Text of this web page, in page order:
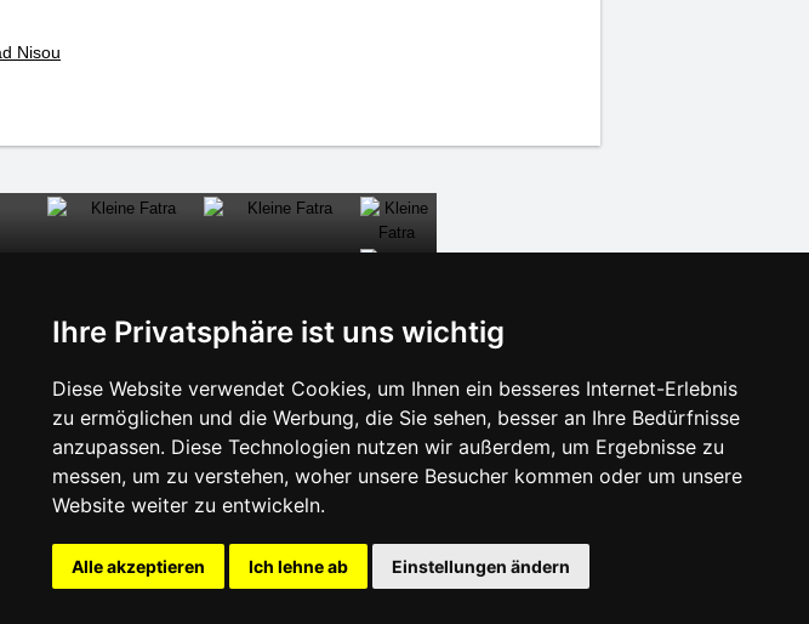
Ihre Privatsphäre ist uns wichtig
Diese Website verwendet Cookies, um Ihnen ein besseres Internet-Erlebnis
zu ermöglichen und die Werbung, die Sie sehen, besser an Ihre Bedürfnisse
anzupassen. Diese Technologien nutzen wir außerdem, um Ergebnisse zu
messen, um zu verstehen, woher unsere Besucher kommen oder um unsere
Website weiter zu entwickeln.
Alle akzeptieren Ich lehne ab Einstellungen ändern
Nisou
billigsten? ANZEIGEN SCHLIESSEN
Saisonlinks:
Silvester Isergebirge
Silvester im Gebirge 2025/26